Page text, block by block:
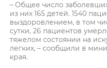
– Общее число
из них 165 детей. 1540
выздоровлением, в том
сутки, 26 пациентов
тяжелом состоянии на
легких, – сообщили в
края.